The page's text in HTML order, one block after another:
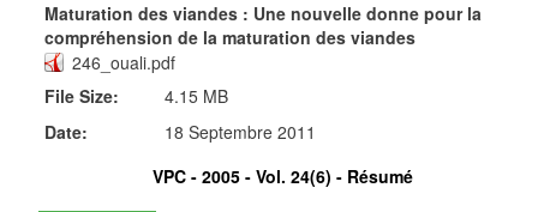
Maturation des viandes : Une nouvelle donne pour la
compréhension de la maturation des viandes
246_ouali.pdf
File Size:
4.15 MB
Date:
18 Septembre 2011
VPC - 2005 - Vol. 24(6) - Résumé